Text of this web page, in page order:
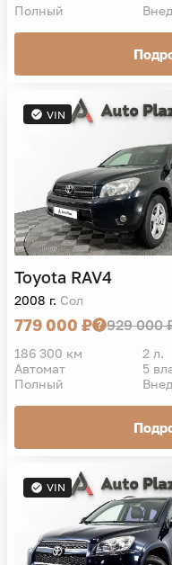
Полный
VIN
Toyota RAV4
2008 г. Сол
779 000 ₽ 929 000
186 300 км 2 л.
Автомат
5
Полный
VIN